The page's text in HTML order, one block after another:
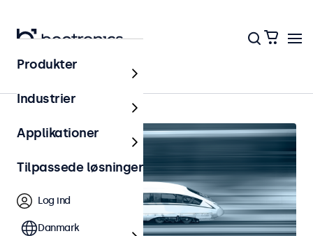
Hjem
Produkter
Industrier
Applikationer
Tilpassede løsninger
Log ind
Danmark